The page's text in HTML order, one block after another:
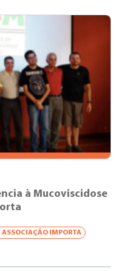
à Mucoviscidose
ASSOCIAÇÃO IMPORTA